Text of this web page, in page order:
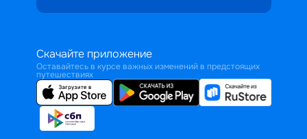
Скачайте приложение
Оставайтесь в курсе важных изменений в предстоящих
путешествиях